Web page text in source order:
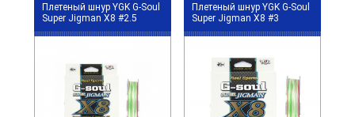
Плетеный шнур YGK G-Soul
Super Jigman X8 #2.5
Плетеный шнур YGK G-Soul
Super Jigman X8 #3